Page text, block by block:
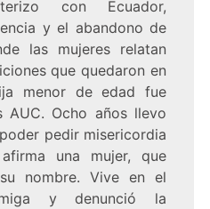
con Ecuador,
y el abandono de
las mujeres relatan
que quedaron en
menor de edad fue
AUC. Ocho años llevo
pedir misericordia
una mujer, que
nombre. Vive en el
y denunció la